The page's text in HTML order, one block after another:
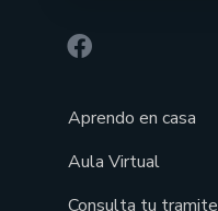
Aprendo en casa
Aula Virtual
Consulta tu tramite